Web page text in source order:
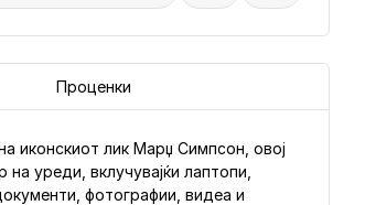
Проценки
иконскиот лик Марџ Симпсон, овој
уреди, вклучувајќи лаптопи,
фотографии, видеа и